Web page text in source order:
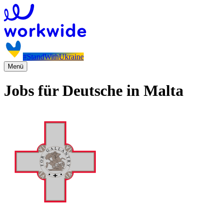
#StandWithUkraine
Menü
Jobs für Deutsche in Malta